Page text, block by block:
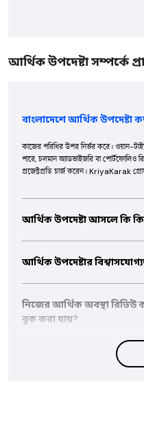
আর্থিক উপদেষ্টা সম্পর্কে
বাংলাদেশে আর্থিক উপদেষ্টা
কাজের পরিধির উপর নির্ভর করে। ওয়ান-
পারে, চলমান অ্যাডভাইজরি বা পোর্টফোলিও
প্রজেক্টপ্রতি চার্জ করেন। KriyaKarak
আর্থিক উপদেষ্টা আসলে কি কি
আর্থিক লক্ষ্য রিভিউতে সাহায্য করেন।
আর্থিক উপদেষ্টার
ভেরিফাইড প্রোফাইল কোয়ালিটি রিভিউ
নিয়ে আলোচনা করুন, আর টাকার সিদ্ধান্ত শেষ
নিজের আর্থিক অবস্থা রিভিউ
বুক করা যায়?
হ্যাঁ, অনেক উপদেষ্টা ফাইন্যান্সিয়াল হেলথ
কনসালটেশন দেন। আগে থেকে আপনার